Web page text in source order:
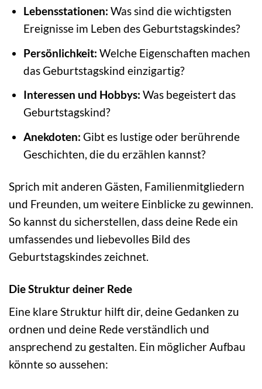
Lebensstationen: Was sind die wichtigsten
Ereignisse im Leben des Geburtstagskindes?
Persönlichkeit: Welche Eigenschaften machen
das Geburtstagskind einzigartig?
Interessen und Hobbys: Was begeistert das
Geburtstagskind?
Anekdoten: Gibt es lustige oder berührende
Geschichten, die du erzählen kannst?
Sprich mit anderen Gästen, Familienmitgliedern
und Freunden, um weitere Einblicke zu gewinnen.
So kannst du sicherstellen, dass deine Rede ein
umfassendes und liebevolles Bild des
Geburtstagskindes zeichnet.
Die Struktur deiner Rede
Eine klare Struktur hilft dir, deine Gedanken zu
ordnen und deine Rede verständlich und
ansprechend zu gestalten. Ein möglicher Aufbau
könnte so aussehen: